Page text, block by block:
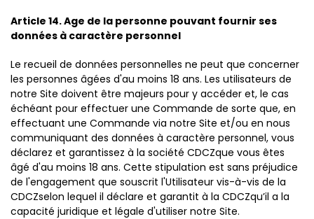
Article 14. Age de la personne pouvant fournir ses
données à caractère personnel
Le recueil de données personnelles ne peut que concerner
les personnes âgées d'au moins 18 ans. Les utilisateurs de
notre Site doivent être majeurs pour y accéder et, le cas
échéant pour effectuer une Commande de sorte que, en
effectuant une Commande via notre Site et/ou en nous
communiquant des données à caractère personnel, vous
déclarez et garantissez à la société CDCZque vous êtes
âgé d'au moins 18 ans. Cette stipulation est sans préjudice
de l'engagement que souscrit l'Utilisateur vis-à-vis de la
CDCZselon lequel il déclare et garantit à la CDCZqu’il a la
capacité juridique et légale d'utiliser notre Site.